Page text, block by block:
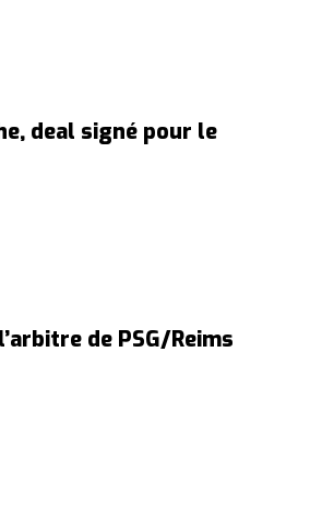
deal signé pour le
de PSG/Reims